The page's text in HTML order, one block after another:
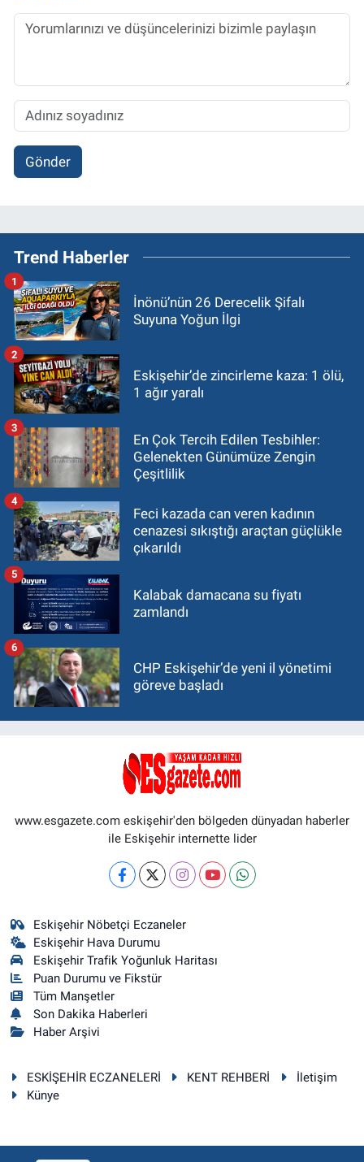
Gönder
Trend Haberler
İnönü’nün 26 Derecelik Şifalı
Suyuna Yoğun İlgi
1
Eskişehir’de zincirleme kaza: 1 ölü,
1 ağır yaralı
2
En Çok Tercih Edilen Tesbihler:
Gelenekten Günümüze Zengin
Çeşitlilik
3
Feci kazada can veren kadının
cenazesi sıkıştığı araçtan güçlükle
çıkarıldı
4
Kalabak damacana su fiyatı
zamlandı
5
CHP Eskişehir’de yeni il yönetimi
göreve başladı
6
www.esgazete.com eskişehir'den bölgeden dünyadan haberler
ile Eskişehir internette lider
Eskişehir Nöbetçi Eczaneler
Eskişehir Hava Durumu
Eskişehir Trafik Yoğunluk Haritası
Puan Durumu ve Fikstür
Tüm Manşetler
Son Dakika Haberleri
Haber Arşivi
ESKİŞEHİR ECZANELERİ KENT REHBERİ
İletişim
Künye